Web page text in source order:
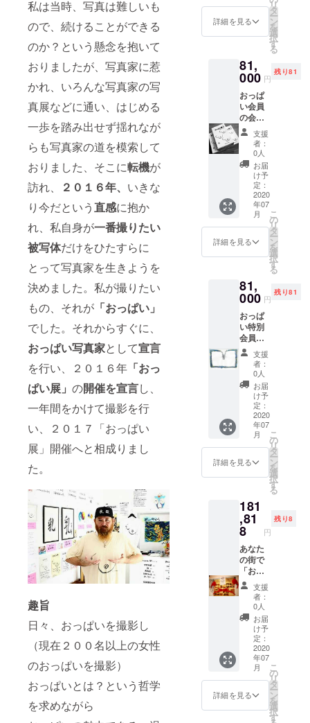
私は当時、写真は難しいも
ので、続けることができる
のか？という懸念を抱いて
おりましたが、写真家に惹
かれ、いろんな写真家の写
真展などに通い、はじめる
一歩を踏み出せず揺れなが
らも写真家の道を模索して
おりました、そこに転機が
訪れ、
２０１６年、 いきな
り今だという直感に抱か
れ、私自身が一番撮りたい
被写体だけをひたすらに
とって写真家を生きようを
決めました。私が撮りたい
もの、それが 「おっぱい」
でした。それからすぐに、
おっぱい写真家として宣言
を行い、２０１６年 「おっ
ぱい展」 の開催を宣言し、
一年間をかけて撮影を行
い、２０１７「おっぱい
展」開催へと相成りまし
た。
趣旨
日々、おっぱいを撮影し
（現在２００名以上の女性
のおっぱいを撮影）
おっぱいとは？という哲学
を求めながら
掲載さ
れてい
おとり
しまし
作品に
なりま
す。
しの場
合はチ
入場で
きま
す。
おっぱ
い美術
館に移
行しま
しても
お使い
いただ
けま
す。 今
後の展
開によ
り、会
員の優
待が生
ます。
おっぱ
ために
つくり
ました
一曲乳
魂ソン
「おっ
ぱいの
うた」
を一枚
ぱいＴ
ツ 白
生地×黒
枚（サ
イズＸ
Ｓ～Ｘ
より選
べま
す） ス
ポン
サー名
掲載権
利（任
意） お
好きな
スポン
サー名
をお決
だき
おっぱ
沖縄に
て開催
してお
ります
ぱい
展」に
一年に
一日、
無料に
てご入
場でき
るおっ
ぱい会
員証に
なりま
す。 一
年に二
回目以
降御越
しの場
合はチ
入場で
きま
す。
おっぱ
い美術
館に移
行しま
しても
お使い
いただ
けま
す。 今
後の展
開によ
り、会
員の優
待が生
ます。
沖縄に
て おっ
ぱい展
が開催
してい
ない時
期に ２
０２０
年１１
月～７
月中旬
２０２
１年１
１月～
７月中
旬 ２０
２２年
詳細を見る
リ
タ
ー
ン
を
選
択
す
る
81,
000 円
残り81
おっぱ
い会員
の会員
証をお
名前を
お入れ
して一
枚お送
りいた
します
一年に
一度、
沖縄に
て開催
してお
ります
ぱい
展」に
一年に
一日、
無料に
てご入
場でき
るおっ
ぱい会
員証に
なりま
す。 一
年に二
回目以
降御越
しの場
合はチ
入場で
きま
す。
おっぱ
い美術
館に移
行しま
しても
お使い
いただ
けま
す。 今
後の展
開によ
り、会
員の優
待が生
まれる
支援
者：
0人
お届
け予
定：
2020
年07
月
詳細を見る
こ
の
リ
タ
ー
ン
を
選
択
す
る
81,
000 円
残り81
おっぱ
い特別
会員
（ｖｉ
ｐ）に
認定し
おっぱ
い展の
入場料
が永年
無料に
なる永
年フ
リーパ
スをお
送りし
（おっ
ぱい展
がある
限り）
(おっぱ
い美術
館が出
来た場
合、美
術館の
永年フ
リーパ
スへと
振り換
え致し
ます) ま
た おっ
ぱい
支援
者：
0人
お届
け予
定：
2020
年07
月
詳細を見る
こ
の
リ
タ
ー
ン
を
選
択
す
る
181
,81
8 円
残り8
あなた
の街で
「おっ
ぱい
展」を
おこな
います
（日本
に限
る） 期
間は１
日～８
日間ご
希望の
日数で
開催い
支援
者：
0人
お届
け予
定：
2020
年07
月
詳細を見る
こ
の
リ
タ
ー
ン
を
選
択
す